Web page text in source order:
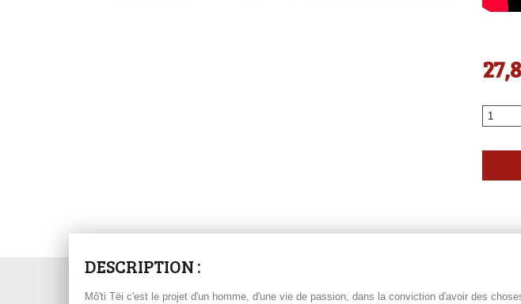
DESCRIPTION :
Mô'ti Tëi c'est le projet d'un homme, d'une vie de passion, dans la conviction d'avoir des